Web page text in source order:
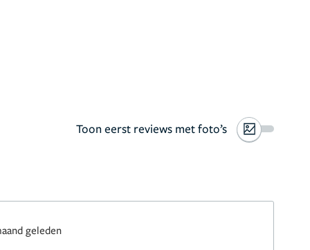
Toon eerst reviews met foto’s
geleden